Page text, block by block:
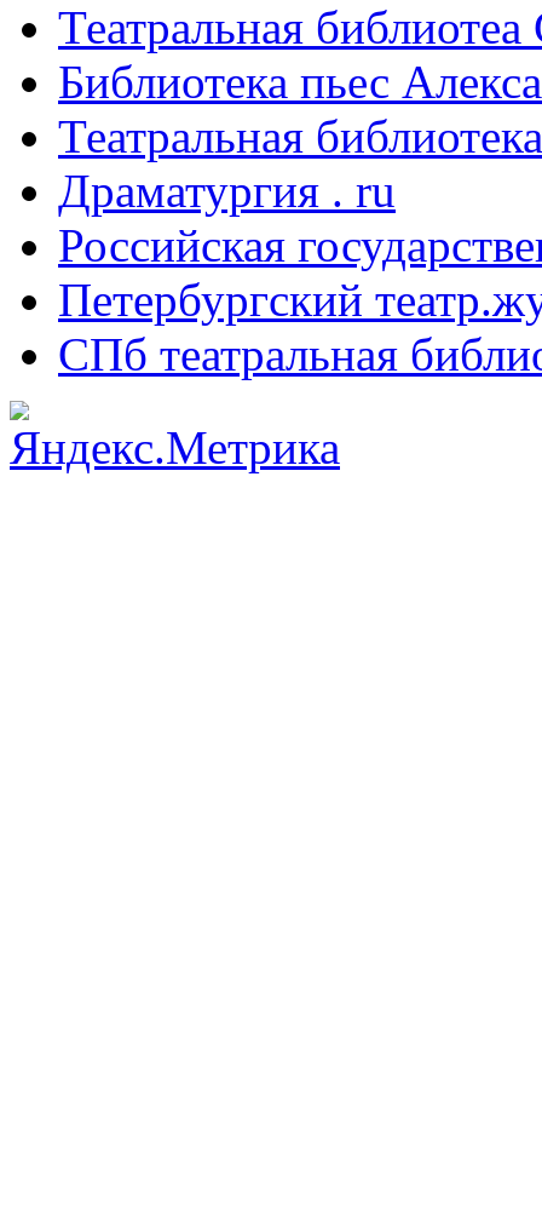
Театральная
Библиотека пьес
Театральная
Драматургия . ru
Российская
Петербургский
СПб театральная